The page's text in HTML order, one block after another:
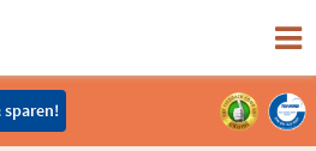
sparen!
sparen!